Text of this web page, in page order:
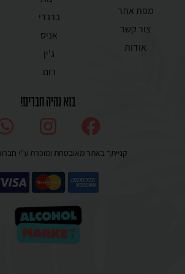
ברנדי
אניס
ג'ין
רום
מפת אתר
צור קשר
אודות
בוא נהיה חברים!
קנייתך באתר מאובטחת ומוכרת ע”י